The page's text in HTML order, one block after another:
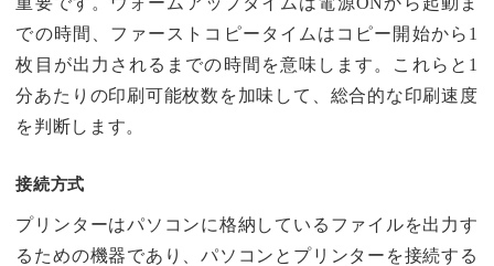
での時間、ファーストコピータイムはコピー開始から1
枚目が出力されるまでの時間を意味します。これらと1
分あたりの印刷可能枚数を加味して、総合的な印刷速度
を判断します。
接続方式
プリンターはパソコンに格納しているファイルを出力す
るための機器であり、パソコンとプリンターを接続する